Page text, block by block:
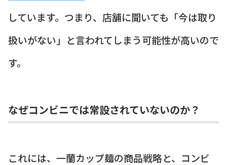
しています。つまり、店舗に聞いても「今は取り
扱いがない」と言われてしまう可能性が高いので
す。
なぜコンビニでは常設されていないのか？
これには、一蘭カップ麺の商品戦略と、コンビ